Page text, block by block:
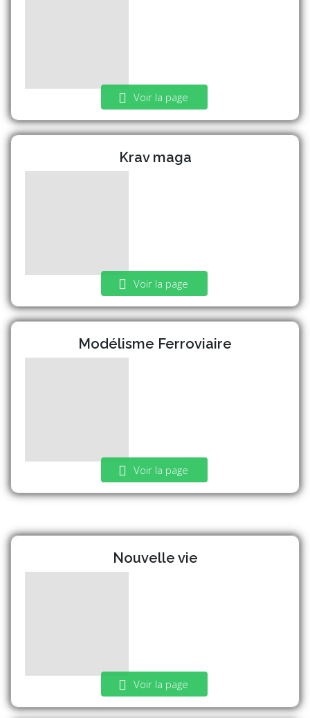
Voir la page
Krav maga
Voir la page
Modélisme Ferroviaire
Voir la page
Nouvelle vie
Voir la page